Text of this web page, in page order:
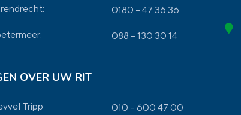
0180 – 47 36 36
088 – 130 30 14
OVER UW RIT
Tripp
010 – 600 47 00